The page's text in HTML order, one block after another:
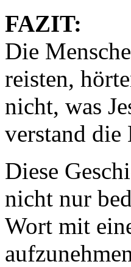
FAZIT:
Die
reisten,
nicht, was
verstand die
Diese
nicht nur
Wort mit